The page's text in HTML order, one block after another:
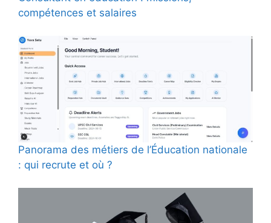
compétences et salaires
Panorama des métiers de l’Éducation nationale
: qui recrute et où ?